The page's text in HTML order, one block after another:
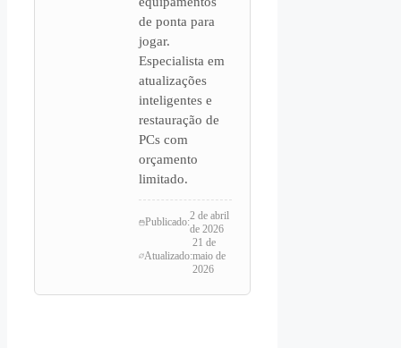
de ponta para
jogar.
Especialista em
atualizações
inteligentes e
restauração de
PCs com
orçamento
limitado.
Publicado:
2 de abril
de 2026
Atualizado:
21 de
maio de
2026